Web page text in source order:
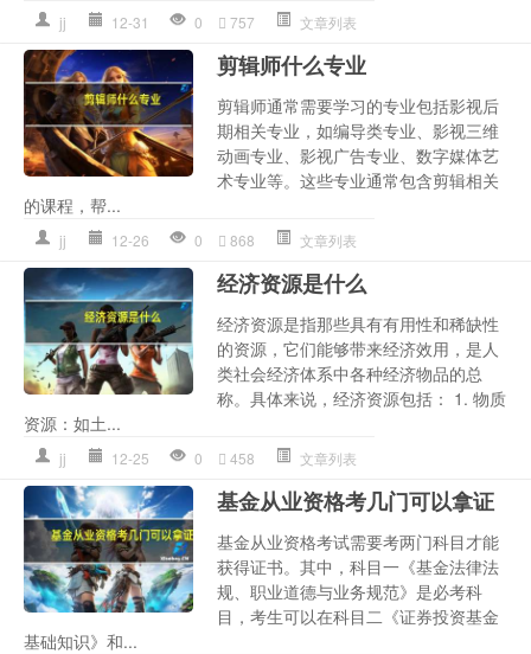
jj 12-31 0 757 文章列表
剪辑师什么专业
剪辑师通常需要学习的专业包括影视后
期相关专业，如编导类专业、影视三维
动画专业、影视广告专业、数字媒体艺
术专业等。这些专业通常包含剪辑相关
的课程，帮...
jj 12-26 0 868 文章列表
经济资源是什么
经济资源是指那些具有有用性和稀缺性
的资源，它们能够带来经济效用，是人
类社会经济体系中各种经济物品的总
称。具体来说，经济资源包括： 1. 物质
资源：如土...
jj 12-25 0 458 文章列表
基金从业资格考几门可以拿证
基金从业资格考试需要考两门科目才能
获得证书。其中，科目一《基金法律法
规、职业道德与业务规范》是必考科
目，考生可以在科目二《证券投资基金
基础知识》和...